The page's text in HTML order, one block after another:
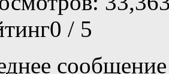
/ 5